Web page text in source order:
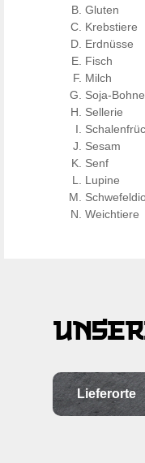
Gluten
Krebstiere
Erdnüsse
Fisch
Milch
Soja-
Sellerie
Sesam
Senf
Lupine
Weichtiere
Lieferorte